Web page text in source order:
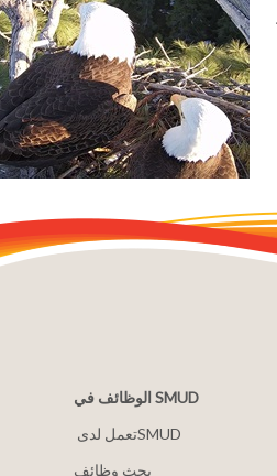
الوظائف في SMUD
بحث وظائف